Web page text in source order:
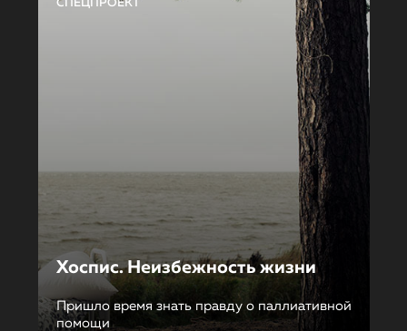
СПЕЦПРОЕКТ
Хоспис. Неизбежность жизни
Пришло время знать правду о паллиативной
помощи